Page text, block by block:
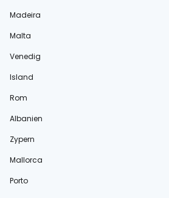
Madeira
Malta
Venedig
Island
Rom
Albanien
Zypern
Mallorca
Porto